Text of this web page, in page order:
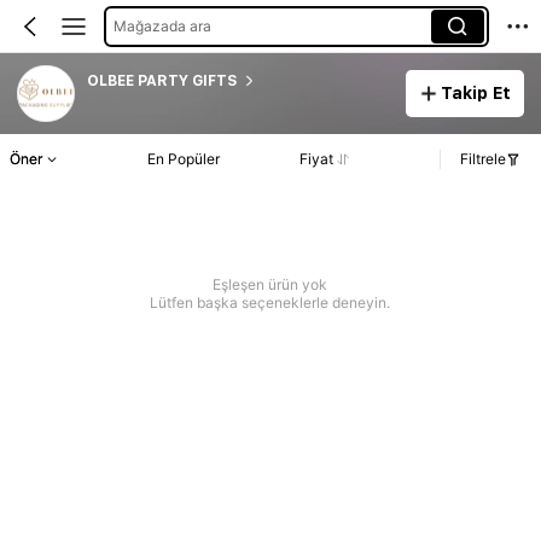
Mağazada ara
OLBEE PARTY GIFTS
Takip Et
Öner En Popüler Fiyat Filtrele
Eşleşen ürün yok
Lütfen başka seçeneklerle deneyin.